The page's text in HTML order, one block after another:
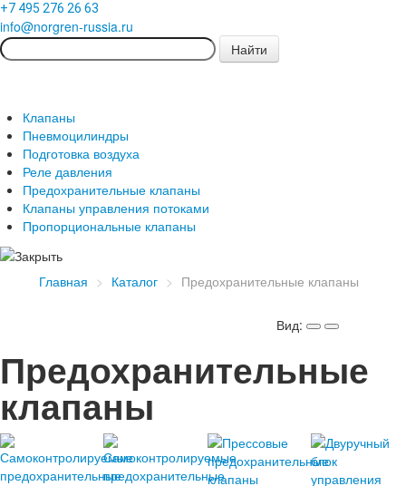
+7 495 276 26 63
info@norgren-russia.ru
Клапаны
Пневмоцилиндры
Подготовка воздуха
Реле давления
Предохранительные клапаны
Клапаны управления потоками
Пропорциональные клапаны
Главная > Каталог > Предохранительные клапаны
Вид:
Предохранительные
клапаны